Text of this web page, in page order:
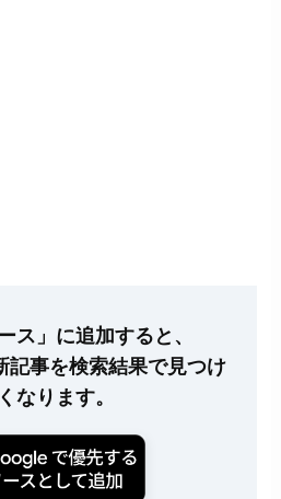
ス」に追加すると、
記事を検索結果で見つけ
なります。